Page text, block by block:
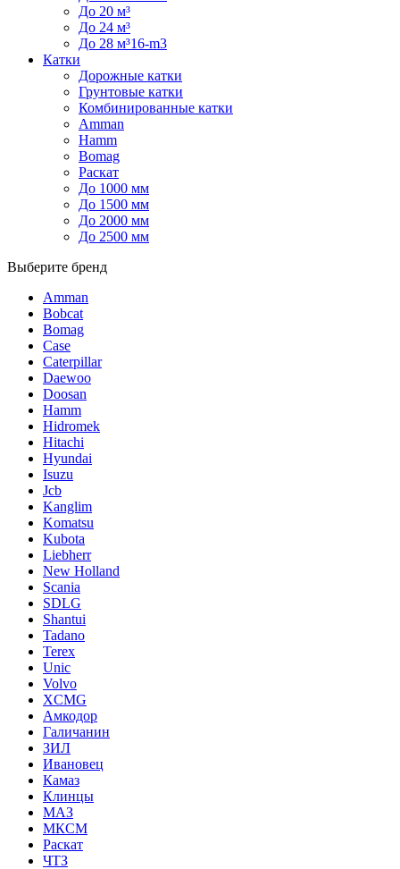
До 20 м³
До 24 м³
До 28 м³16-m3
Катки
Дорожные катки
Грунтовые катки
Комбинированные катки
Amman
Hamm
Bomag
Раскат
До 1000 мм
До 1500 мм
До 2000 мм
До 2500 мм
Выберите бренд
Amman
Bobcat
Bomag
Case
Caterpillar
Daewoo
Doosan
Hamm
Hidromek
Hitachi
Hyundai
Isuzu
Jcb
Kanglim
Komatsu
Kubota
Liebherr
New Holland
Scania
SDLG
Shantui
Tadano
Terex
Unic
Volvo
XCMG
Амкодор
Галичанин
ЗИЛ
Ивановец
Камаз
Клинцы
МАЗ
МКСМ
Раскат
ЧТЗ